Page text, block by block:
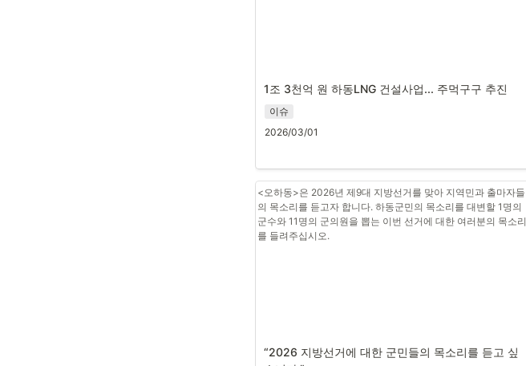
1조 3천억 원 하동LNG 건설사업... 주먹구구 추진
이슈
2026/03/01
<오하동>은 2026년 제9대 지방선거를 맞아 지역민과 출마자들
의 목소리를 듣고자 합니다. 하동군민의 목소리를 대변할 1명의
군수와 11명의 군의원을 뽑는 이번 선거에 대한 여러분의 목소리
를 들려주십시오.
“2026 지방선거에 대한 군민들의 목소리를 듣고 싶